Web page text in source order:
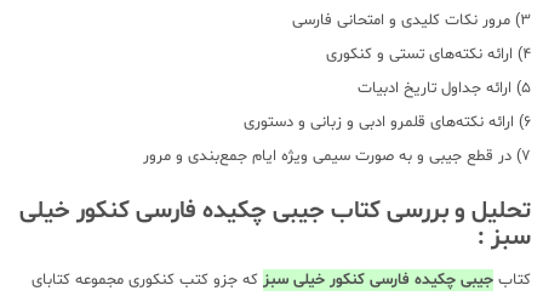
3) مرور نکات کلیدی و امتحانی فارسی
4) ارائه نکته‌های تستی و کنکوری
5) ارائه جداول تاریخ ادبیات
6) ارائه نکته‌های قلمرو ادبی و زبانی و دستوری
7) در قطع جیبی و به صورت سیمی ویژه ایام جمع‌بندی و مرور
تحلیل و بررسی کتاب جیبی چکیده فارسی کنکور خیلی
سبز :
کتاب جیبی چکیده فارسی کنکور خیلی سبز که جزو کتب کنکوری مجموعه کتابای